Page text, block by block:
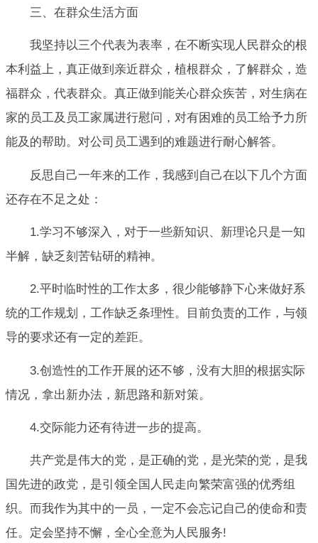
三、在群众生活方面
我坚持以三个代表为表率，在不断实现人民群众的根
本利益上，真正做到亲近群众，植根群众，了解群众，造
福群众，代表群众。真正做到能关心群众疾苦，对生病在
家的员工及员工家属进行慰问，对有困难的员工给予力所
能及的帮助。对公司员工遇到的难题进行耐心解答。
反思自己一年来的工作，我感到自己在以下几个方面
还存在不足之处：
1.学习不够深入，对于一些新知识、新理论只是一知
半解，缺乏刻苦钻研的精神。
2.平时临时性的工作太多，很少能够静下心来做好系
统的工作规划，工作缺乏条理性。目前负责的工作，与领
导的要求还有一定的差距。
3.创造性的工作开展的还不够，没有大胆的根据实际
情况，拿出新办法，新思路和新对策。
4.交际能力还有待进一步的提高。
共产党是伟大的党，是正确的党，是光荣的党，是我
国先进的政党，是引领全国人民走向繁荣富强的优秀组
织。而我作为其中的一员，一定不会忘记自己的使命和责
任。定会坚持不懈，全心全意为人民服务!